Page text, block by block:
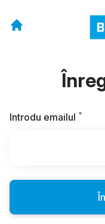
Introdu emailul *